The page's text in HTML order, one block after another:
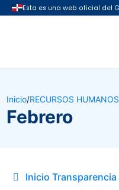
Inicio/RECURSOS HUMANOS
Febrero
Inicio Transparencia